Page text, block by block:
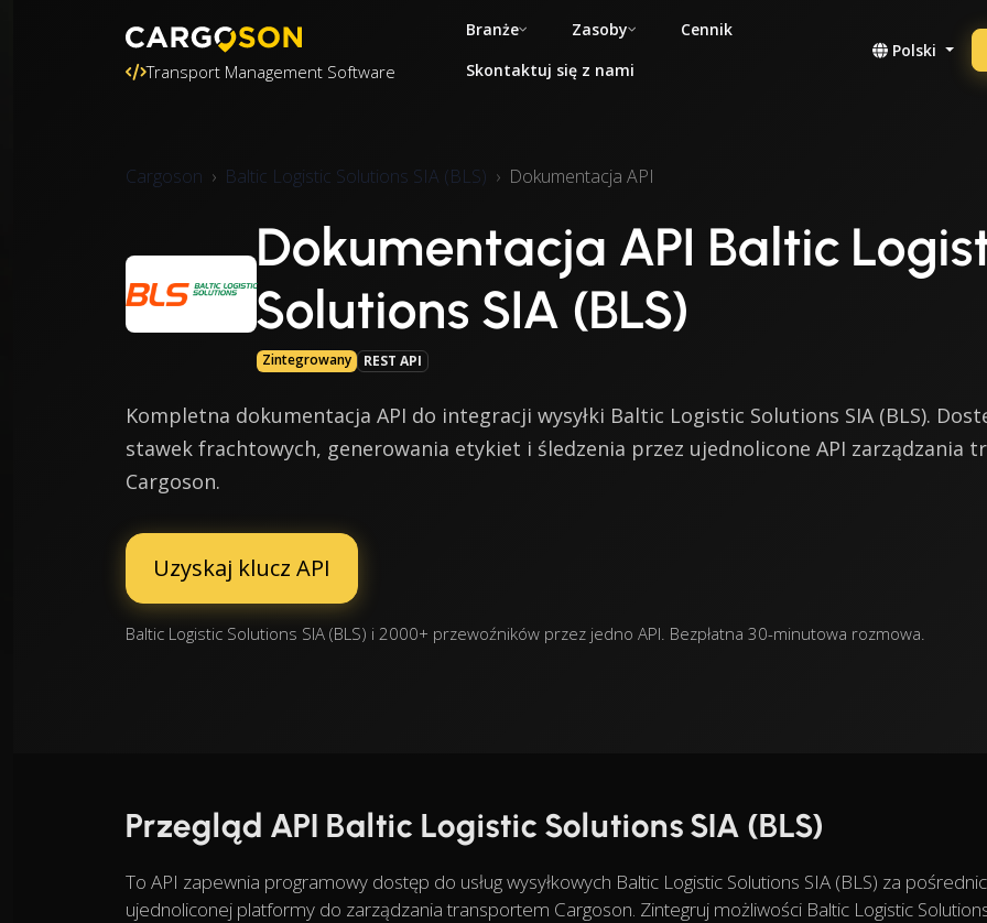
Transport Management Software
Branże Zasoby
Cennik
Skontaktuj się z nami
Polski
Cargoson Baltic Logistic Solutions SIA (BLS) Dokumentacja API
Dokumentacja API Baltic
Solutions SIA (BLS)
Zintegrowany REST API
Kompletna dokumentacja API do integracji wysyłki Baltic Logistic Solutions SIA (BLS).
stawek frachtowych, generowania etykiet i śledzenia przez ujednolicone API zarządzania
Cargoson.
Uzyskaj klucz API
Baltic Logistic Solutions SIA (BLS) i 2000+ przewoźników przez jedno API. Bezpłatna 30-minutowa rozmowa.
Przegląd API Baltic Logistic Solutions SIA (BLS)
To API zapewnia programowy dostęp do usług wysyłkowych Baltic Logistic Solutions SIA (BLS) za
ujednoliconej platformy do zarządzania transportem Cargoson. Zintegruj możliwości Baltic Logistic